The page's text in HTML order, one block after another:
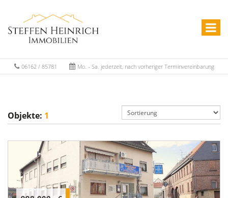
06162 / 85781 Mo. - Sa. jederzeit, nach vorheriger Terminvereinbarung
Objekte: 1